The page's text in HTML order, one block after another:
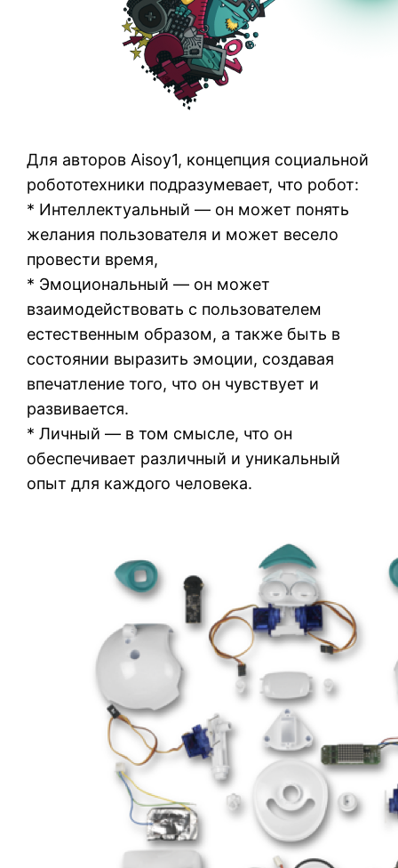
Для авторов Aisoy1, концепция социальной
робототехники подразумевает, что робот:
* Интеллектуальный — он может понять
желания пользователя и может весело
провести время,
* Эмоциональный — он может
взаимодействовать с пользователем
естественным образом, а также быть в
состоянии выразить эмоции, создавая
впечатление того, что он чувствует и
развивается.
* Личный — в том смысле, что он
обеспечивает различный и уникальный
опыт для каждого человека.